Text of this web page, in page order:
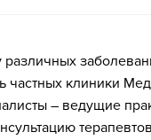
частных клиники
– ведущие